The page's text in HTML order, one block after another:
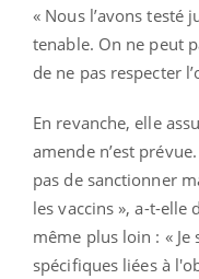
« Nous l’avons testé
tenable. On ne peut
de ne pas respecter
En revanche, elle
amende n’est
pas de sanctionner
les vaccins », a-t-
même plus loin : «
spécifiques liées à